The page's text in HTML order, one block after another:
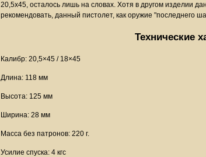
20,5х45, осталось лишь на словах. Хотя в другом изделии
рекомендовать, данный пистолет, как оружие "последнего
Технические
Калибр: 20,5×45 / 18×45
Длина: 118 мм
Высота: 125 мм
Ширина: 28 мм
Масса без патронов: 220 г.
Усилие спуска: 4 кгс